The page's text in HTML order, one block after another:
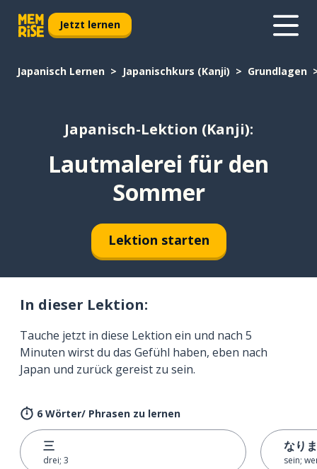
Jetzt lernen
Japanisch Lernen Japanischkurs (Kanji) Grundlagen
Japanisch-Lektion (Kanji):
Lautmalerei für den
Sommer
Lektion starten
In dieser Lektion:
Tauche jetzt in diese Lektion ein und nach 5
Minuten wirst du das Gefühl haben, eben nach
Japan und zurück gereist zu sein.
6 Wörter/ Phrasen zu lernen
三
drei; 3
なり
sein;